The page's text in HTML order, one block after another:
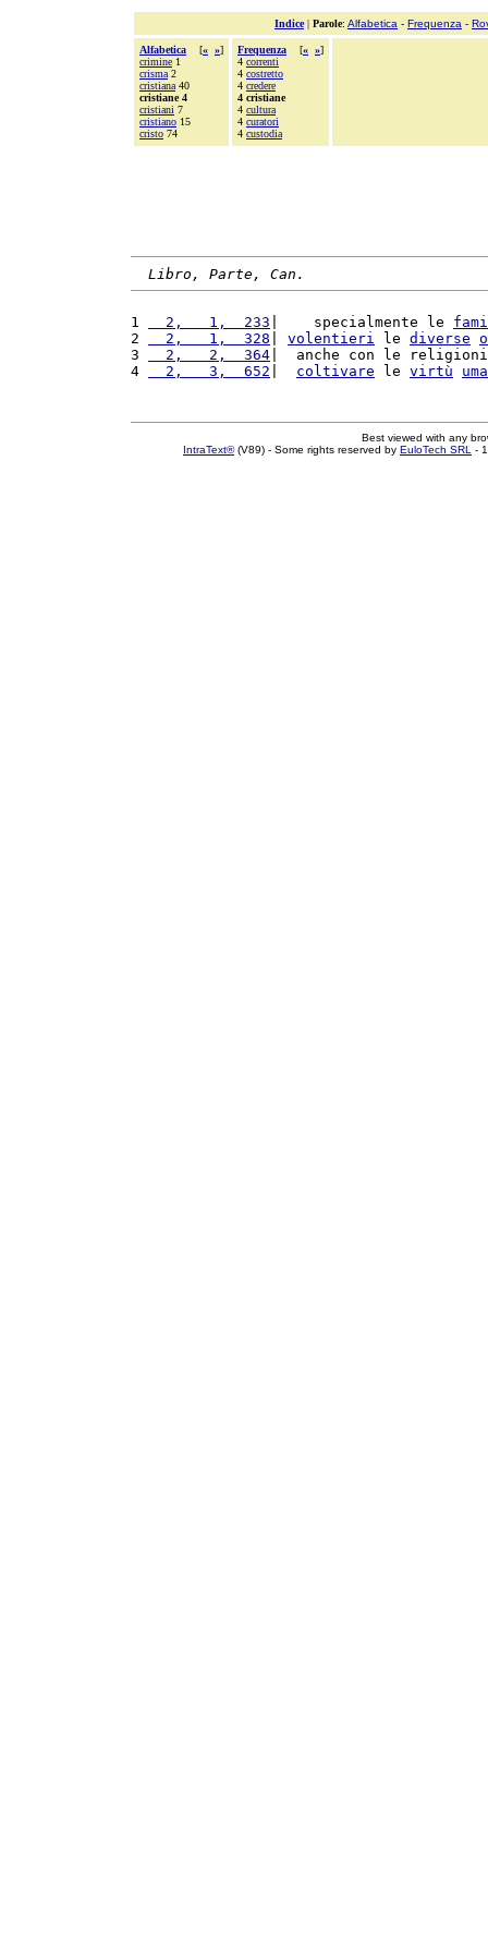
Indice| Parole: Alfabetica - Frequenza -
Alfabetica [« »]
crimine 1
crisma 2
cristiana 40
cristiane 4
cristiani 7
cristiano 15
cristo 74
Frequenza [« »]
4 correnti
4 costretto
4 credere
4 cristiane
4 cultura
4 curatori
4 custodia
Libro, Parte, Can.
1
  2,   1,  233
|    specialmente le
2
  2,   1,  328
volentieri le diverse
3
  2,   2,  364
|  anche con le
4
  2,   3,  652
coltivare le virtù
Best viewed with any
IntraText®(V89) - Some rights reserved by EuloTech SRL -